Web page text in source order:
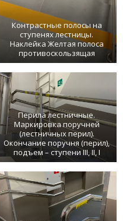
Контрастные полосы на
ступенях лестницы.
Наклейка Желтая полоса
противоскользящая
Перила лестничные.
Маркировка поручней
(лестничных перил).
Окончание поручня (перил),
подъем – ступени III, II, I